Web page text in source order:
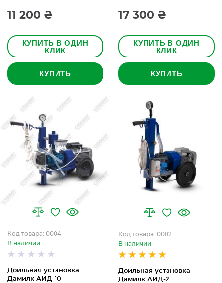
11 200 ₴
КУПИТЬ В ОДИН
КЛИК
КУПИТЬ
17 300 ₴
КУПИТЬ В ОДИН
КЛИК
КУПИТЬ
Доильная установка
Дамилк АИД-10
Код товара: 0004
В наличии
Доильная установка
Дамилк АИД-2
Код товара: 0002
В наличии